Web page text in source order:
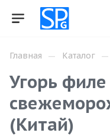
Главная — Каталог —
Угорь филе
(Китай)